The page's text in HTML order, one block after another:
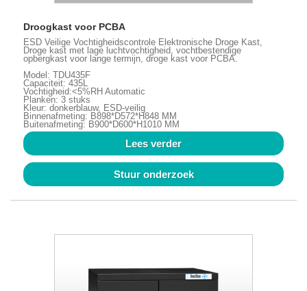
Droogkast voor PCBA
ESD Veilige Vochtigheidscontrole Elektronische Droge Kast,
Droge kast met lage luchtvochtigheid, vochtbestendige
opbergkast voor lange termijn, droge kast voor PCBA.
Model: TDU435F
Capaciteit: 435L
Vochtigheid:<5%RH Automatic
Planken: 3 stuks
Kleur: donkerblauw, ESD-veilig
Binnenafmeting: B898*D572*H848 MM
Buitenafmeting: B900*D600*H1010 MM
Lees verder
Stuur onderzoek